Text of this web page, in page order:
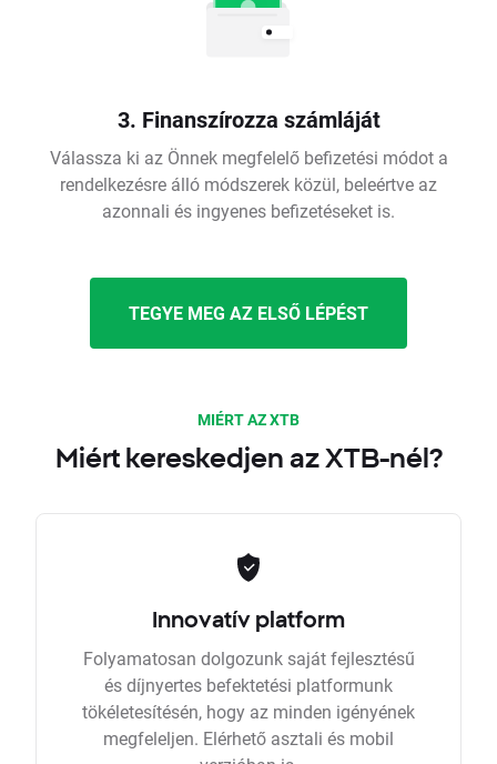
3. Finanszírozza számláját
Válassza ki az Önnek megfelelő befizetési módot a
rendelkezésre álló módszerek közül, beleértve az
azonnali és ingyenes befizetéseket is.
TEGYE MEG AZ ELSŐ LÉPÉST
MIÉRT AZ XTB
Miért kereskedjen az XTB-nél?
Innovatív platform
Folyamatosan dolgozunk saját fejlesztésű
és díjnyertes befektetési platformunk
tökéletesítésén, hogy az minden igényének
megfeleljen. Elérhető asztali és mobil